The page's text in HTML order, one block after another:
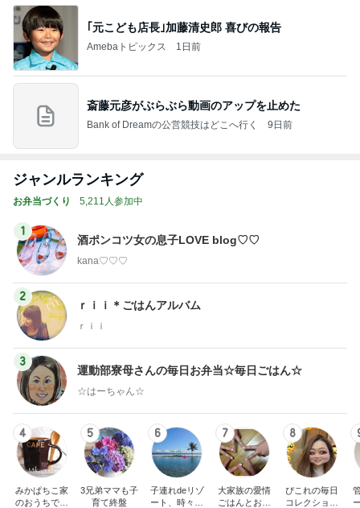
｢元こども店長｣加藤清史郎 喜びの報告
Amebaトピックス 1日前
斎藤元彦がぶらぶら動画のアップを止めた
Bank of Dreamの公営競技はどこへ行く 9日前
ジャンルランキング
お弁当づくり 5,211人参加中
1
酒ポンコツ女の息子LOVE blog♡♡
kana♡♡♡
2
ｒｉｉ＊ごはんアルバム
ｒｉｉ
3
運動部寮母さんの毎日お弁当☆毎日ごはん☆
☆はーちゃん☆
4
みかぱちこ家
のおうちでご
5
3兄弟ママも子
育て終盤
6
子連れdeリゾ
ート、時々キ
7
大家族の愛情
ごはんとお弁
8
ぴこれの毎日
コレクション